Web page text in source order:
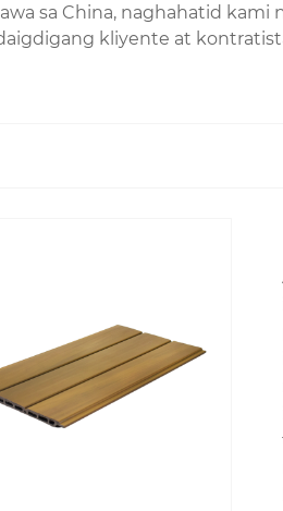
sa China, naghahatid
kliyente at